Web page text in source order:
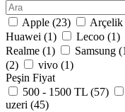
Apple (23) Arçelik
Huawei (1) Lecoo (1)
Realme (1) Samsung (
(2) vivo (1)
Peşin Fiyat
500 - 1500 TL (57)
uzeri (45)